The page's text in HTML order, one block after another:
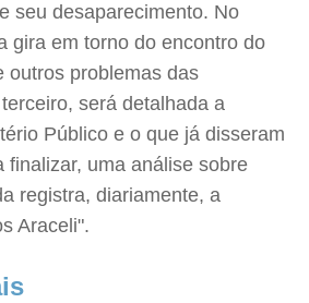
seu desaparecimento. No
gira em torno do encontro do
outros problemas das
será detalhada a
Público e o que já disseram
finalizar, uma análise sobre
registra, diariamente, a
Araceli".